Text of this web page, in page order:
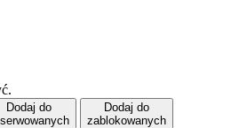
Dodaj do
Dodaj do
zablokowanych